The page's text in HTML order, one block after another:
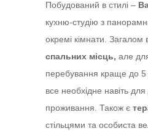
Побудований в стилі –
кухню-студію з
окремі кімнати. Загалом
спальних місць, але
перебування краще до 5
все необхідне навіть для
проживання. Також є
стільцями та особиста